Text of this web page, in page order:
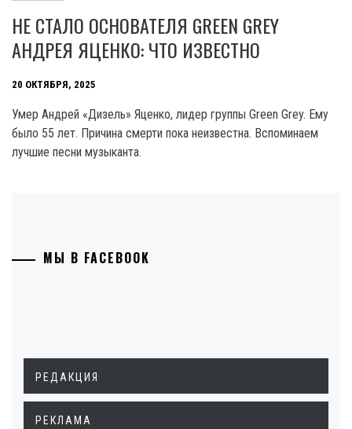
НЕ СТАЛО ОСНОВАТЕЛЯ GREEN GREY
АНДРЕЯ ЯЦЕНКО: ЧТО ИЗВЕСТНО
20 ОКТЯБРЯ, 2025
Умер Андрей «Дизель» Яценко, лидер группы Green Grey. Ему
было 55 лет. Причина смерти пока неизвестна. Вспоминаем
лучшие песни музыканта.
МЫ В FACEBOOK
РЕДАКЦИЯ
РЕКЛАМА